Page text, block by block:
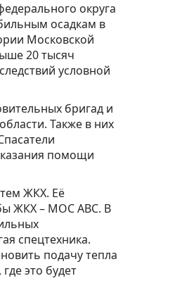
округа
осадкам в
Московской
20 тысяч
условной
бригад и
Также в них
помощи
ЖКХ. Её
ЖКХ – МОС АВС. В
спецтехника.
подачу тепла
это будет